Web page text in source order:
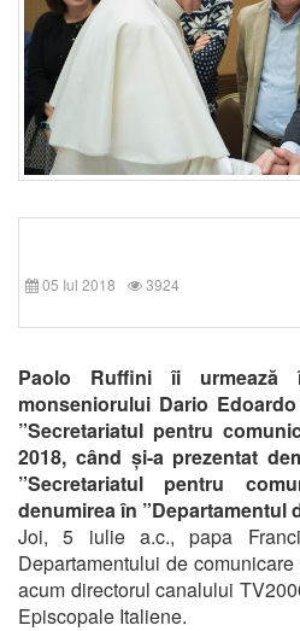
05 Iul 2018 3924
Paolo Ruffini îi
monseniorului Dario
”Secretariatul pentru
2018, când și-a prezentat
”Secretariatul pentru
denumirea în ”Departamentul
Joi, 5 iulie a.c., papa
Departamentului de
acum directorul canalului
Episcopale Italiene.